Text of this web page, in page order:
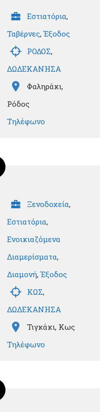
Εστιατόρια,
Ταβέρνες,Έξοδος
ΡΟΔΟΣ,
ΔΩΔΕΚΑΝΗΣΑ
Φαληράκι,
Ρόδος
Τηλέφωνο
Ξενοδοχεία,
Εστιατόρια,
Ενοικιαζόμενα
Διαμερίσματα,
Διαμονή,Έξοδος
ΚΩΣ,
ΔΩΔΕΚΑΝΗΣΑ
Τιγκάκι, Κως
Τηλέφωνο